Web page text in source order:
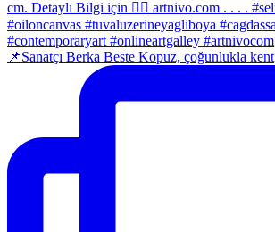
📌Sanatçı Berka Beste Kopuz, çoğunlukla kent